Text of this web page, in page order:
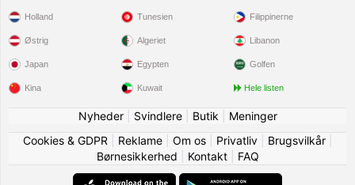
Holland
Østrig
Japan
Kina
Tunesien
Algeriet
Egypten
Kuwait
Filippinerne
Libanon
Golfen
Hele listen
Nyheder| Svindlere| Butik
Meninger
Cookies & GDPR
Reklame| Om os| Privatliv| Brugsvilkår|
Børnesikkerhed
Kontakt| FAQ